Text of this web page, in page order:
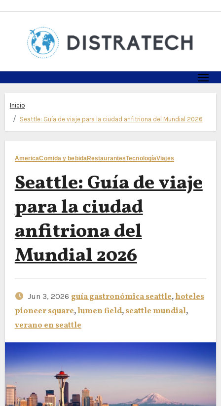
Inicio
Seattle: Guía de viaje para la ciudad anfitriona del Mundial 2026
AmericaComida y bebidaRestaurantesTecnologíaViajes
Seattle: Guía de viaje
para la ciudad
anfitriona del
Mundial 2026
Jun 3, 2026 guía gastronómica seattle,hoteles
pioneer square,lumen field,seattle mundial,
verano en seattle